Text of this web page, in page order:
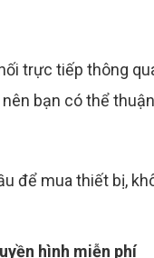
trực tiếp thông
bạn có thể
để mua thiết bị,
hình miễn phí